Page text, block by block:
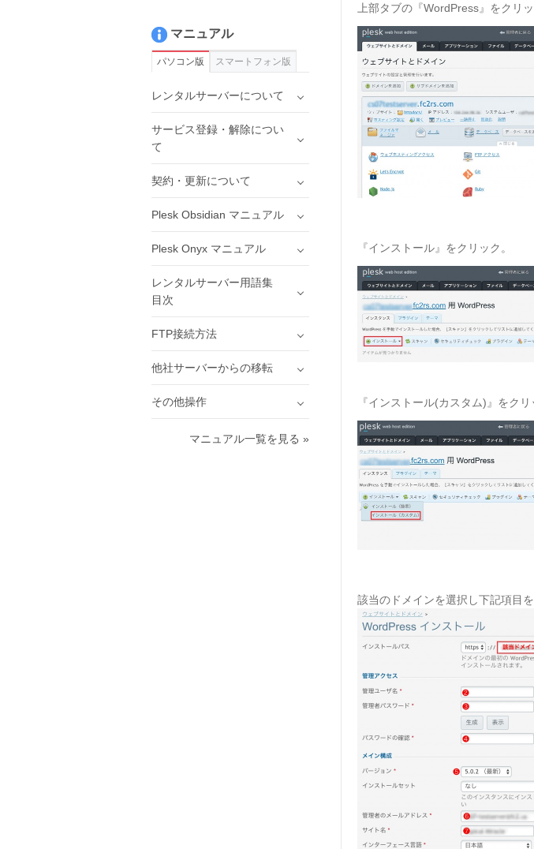
上部タブの『WordPress』をクリッ
『インストール』をクリック。
『インストール(カスタム)』をクリ
該当のドメインを選択し下記項目
マニュアル
パソコン版 スマートフォン版
レンタルサーバーについて
サービス登録・解除につい
て
契約・更新について
Plesk Obsidian マニュアル
Plesk Onyx マニュアル
レンタルサーバー用語集
目次
FTP接続方法
他社サーバーからの移転
その他操作
マニュアル一覧を見る »